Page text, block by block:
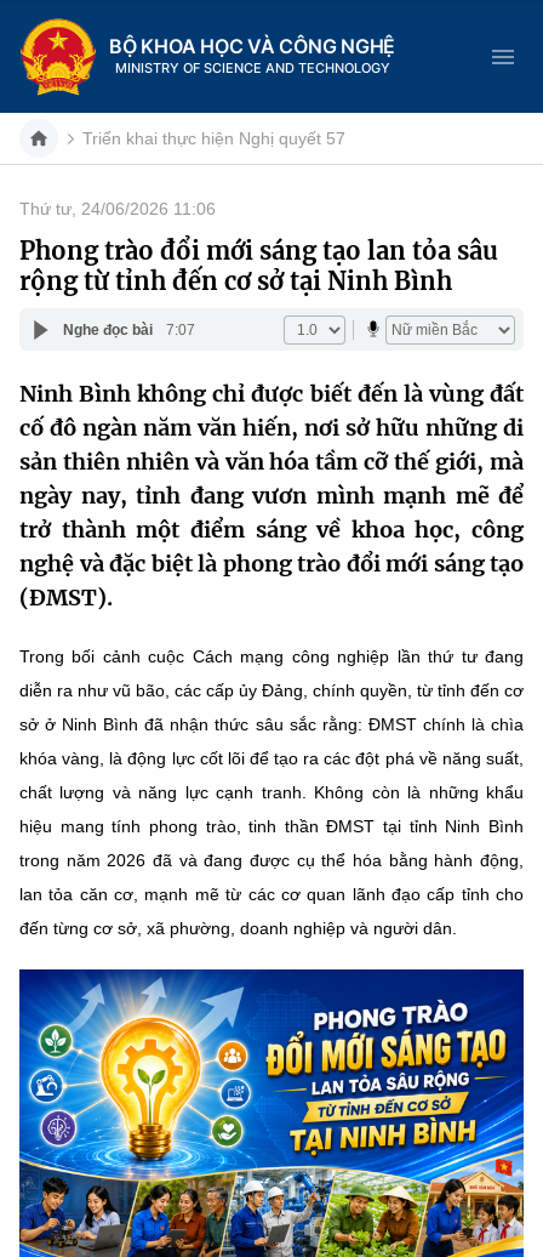
BỘ KHOA HỌC VÀ CÔNG NGHỆ
MINISTRY OF SCIENCE AND TECHNOLOGY
Danh mục
Trang chủ
Giới thiệu
Chức năng nhiệm vụ
Cơ cấu tổ chức
Lịch sử phát triển
Sở Khoa học và Công nghệ
Tin tức sự kiện
Khoa học và Công nghệ
Đổi mới sáng tạo
Chuyển đổi số
Sở hữu trí tuệ
Tiêu chuẩn, đo lường, chất lượng
Năng lượng nguyên tử
Tin tổng hợp
Tin địa phương
Dịch vụ công
Hệ thống văn bản
Văn bản QPPL
Lấy ý kiến người dân về dự thảo VBQPPL
MST IOFFICE
Khoa học và Công nghệ
Chuyển đổi số
Bưu chính, Viễn thông
Sở hữu trí tuệ
Tiêu chuẩn, đo lường, chất lượng
Năng lượng nguyên tử
Multimedia
THƯ ĐIỆN TỬ
Khác
Videos
Infographic
Ảnh
Voice
Nhiệm vụ trọng tâm
Chọn ngôn ngữ
Vietnamese English
Triển khai thực hiện Nghị quyết 57
Thứ tư, 24/06/2026 11:06
Phong trào đổi mới sáng tạo lan tỏa sâu
rộng từ tỉnh đến cơ sở tại Ninh Bình
Nghe đọc bài 7:07
Ninh Bình không chỉ được biết đến là vùng đất
cố đô ngàn năm văn hiến, nơi sở hữu những di
sản thiên nhiên và văn hóa tầm cỡ thế giới, mà
ngày nay, tỉnh đang vươn mình mạnh mẽ để
trở thành một điểm sáng về khoa học, công
nghệ và đặc biệt là phong trào đổi mới sáng tạo
(ĐMST).
Trong bối cảnh cuộc Cách mạng công nghiệp lần thứ tư đang
diễn ra như vũ bão, các cấp ủy Đảng, chính quyền, từ tỉnh đến cơ
sở ở Ninh Bình đã nhận thức sâu sắc rằng: ĐMST chính là chìa
khóa vàng, là động lực cốt lõi để tạo ra các đột phá về năng suất,
chất lượng và năng lực cạnh tranh. Không còn là những khẩu
hiệu mang tính phong trào, tinh thần ĐMST tại tỉnh Ninh Bình
trong năm 2026 đã và đang được cụ thể hóa bằng hành động,
lan tỏa căn cơ, mạnh mẽ từ các cơ quan lãnh đạo cấp tỉnh cho
đến từng cơ sở, xã phường, doanh nghiệp và người dân.